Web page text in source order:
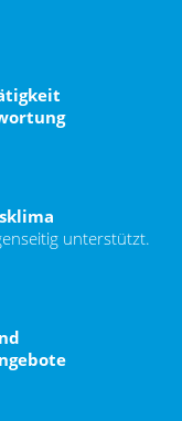
unterstützt.